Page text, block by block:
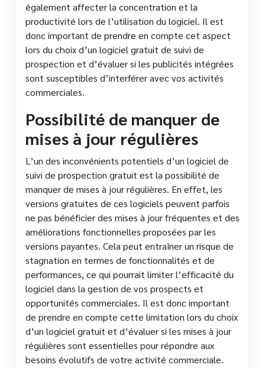
également affecter la concentration et la
productivité lors de l’utilisation du logiciel. Il est
donc important de prendre en compte cet aspect
lors du choix d’un logiciel gratuit de suivi de
prospection et d’évaluer si les publicités intégrées
sont susceptibles d’interférer avec vos activités
commerciales.
Possibilité de manquer de
mises à jour régulières
L’un des inconvénients potentiels d’un logiciel de
suivi de prospection gratuit est la possibilité de
manquer de mises à jour régulières. En effet, les
versions gratuites de ces logiciels peuvent parfois
ne pas bénéficier des mises à jour fréquentes et des
améliorations fonctionnelles proposées par les
versions payantes. Cela peut entraîner un risque de
stagnation en termes de fonctionnalités et de
performances, ce qui pourrait limiter l’efficacité du
logiciel dans la gestion de vos prospects et
opportunités commerciales. Il est donc important
de prendre en compte cette limitation lors du choix
d’un logiciel gratuit et d’évaluer si les mises à jour
régulières sont essentielles pour répondre aux
besoins évolutifs de votre activité commerciale.